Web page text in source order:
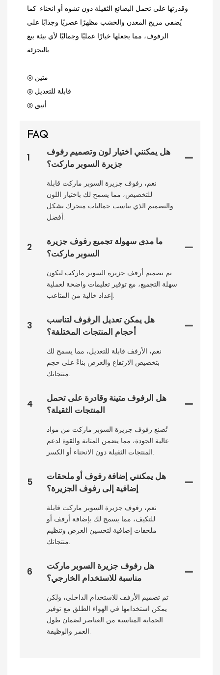
وقدرتها على تحمل البضائع الثقيلة دون تشوه أو انحناء. كما
يُضفي مزيج المعدن والخشب مظهرًا عصريًا وجذابًا على
الرفوف، مما يجعلها خيارًا عمليًا وجماليًا لأي بيئة بيع
بالتجزئة.
◎ متين
◎ قابلة للتعديل
◎ أنيق
FAQ
1
هل يمكنني اختيار لون وتصميم رفوف
جزيرة السوبر ماركت؟
نعم، رفوف جزيرة السوبر ماركت قابلة
للتخصيص، مما يسمح لك باختيار اللون
والتصميم الذي يناسب جماليات متجرك بشكل
أفضل.
2
ما مدى سهولة تجميع رفوف جزيرة
السوبر ماركت؟
تم تصميم أرفف جزيرة السوبر ماركت لتكون
سهلة التجميع، مع توفير تعليمات واضحة لعملية
إعداد خالية من المتاعب.
3
هل يمكن تعديل الرفوف لتناسب
أحجام المنتجات المختلفة؟
نعم، الأرفف قابلة للتعديل، مما يسمح لك
بتخصيص الارتفاع والعرض بناءً على حجم
منتجاتك.
4
هل الرفوف متينة وقادرة على تحمل
المنتجات الثقيلة؟
تُصنع رفوف جزيرة السوبر ماركت من مواد
عالية الجودة، مما يضمن المتانة والقوة لدعم
المنتجات الثقيلة دون الانحناء أو الكسر.
5
هل يمكنني إضافة رفوف أو ملحقات
إضافية إلى رفوف الجزيرة؟
نعم، رفوف جزيرة السوبر ماركت قابلة
للتكيف، مما يسمح لك بإضافة أرفف أو
ملحقات إضافية لتحسين العرض وتنظيم
منتجاتك.
6
هل رفوف جزيرة السوبر ماركت
مناسبة للاستخدام الخارجي؟
تم تصميم الأرفف للاستخدام الداخلي، ولكن
يمكن استخدامها في الهواء الطلق مع توفير
الحماية المناسبة من العناصر لضمان طول
العمر والوظيفة.